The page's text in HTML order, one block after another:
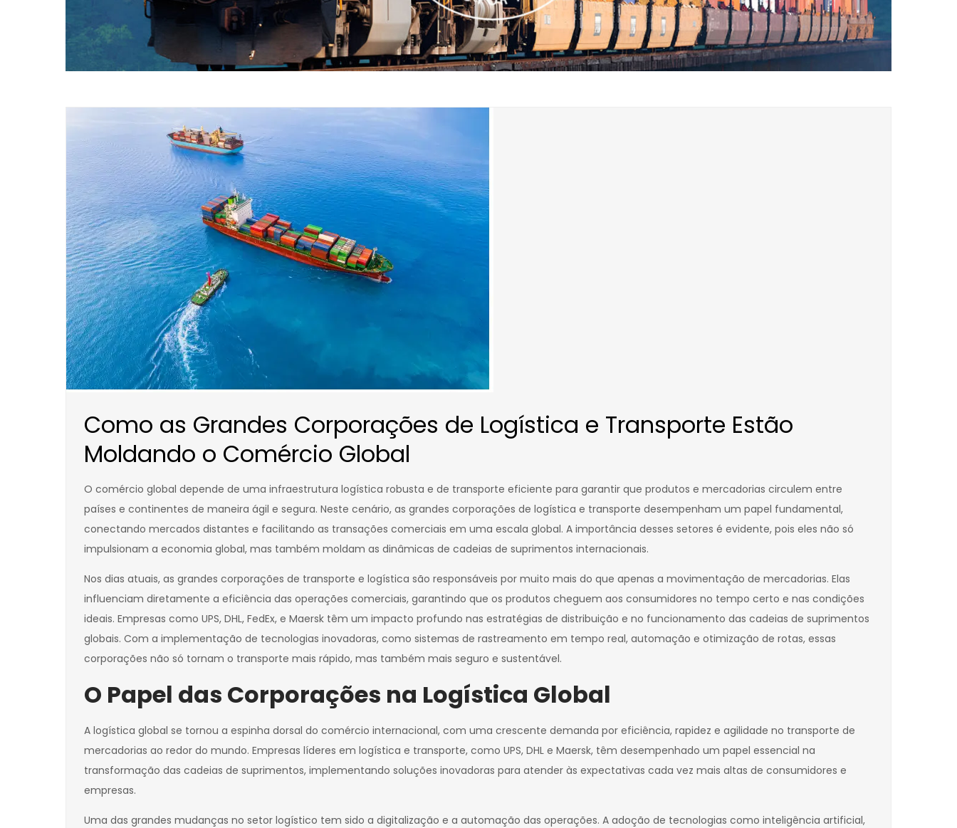
Como as Grandes Corporações de Logística e Transporte Estão
Moldando o Comércio Global
O comércio global depende de uma infraestrutura logística robusta e de transporte eficiente para garantir que produtos e mercadorias circulem entre
países e continentes de maneira ágil e segura. Neste cenário, as grandes corporações de logística e transporte desempenham um papel fundamental,
conectando mercados distantes e facilitando as transações comerciais em uma escala global. A importância desses setores é evidente, pois eles não só
impulsionam a economia global, mas também moldam as dinâmicas de cadeias de suprimentos internacionais.
Nos dias atuais, as grandes corporações de transporte e logística são responsáveis por muito mais do que apenas a movimentação de mercadorias. Elas
influenciam diretamente a eficiência das operações comerciais, garantindo que os produtos cheguem aos consumidores no tempo certo e nas condições
ideais. Empresas como UPS, DHL, FedEx, e Maersk têm um impacto profundo nas estratégias de distribuição e no funcionamento das cadeias de suprimentos
globais. Com a implementação de tecnologias inovadoras, como sistemas de rastreamento em tempo real, automação e otimização de rotas, essas
corporações não só tornam o transporte mais rápido, mas também mais seguro e sustentável.
O Papel das Corporações na Logística Global
A logística global se tornou a espinha dorsal do comércio internacional, com uma crescente demanda por eficiência, rapidez e agilidade no transporte de
mercadorias ao redor do mundo. Empresas líderes em logística e transporte, como UPS, DHL e Maersk, têm desempenhado um papel essencial na
transformação das cadeias de suprimentos, implementando soluções inovadoras para atender às expectativas cada vez mais altas de consumidores e
empresas.
Uma das grandes mudanças no setor logístico tem sido a digitalização e a automação das operações. A adoção de tecnologias como inteligência artificial,